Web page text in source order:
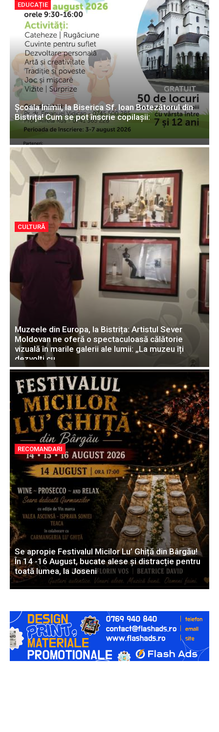
EDUCAȚIE
Școala Inimii, la Biserica Sf. Ioan Botezătorul din
Bistrița! Cum se pot înscrie copilașii:
CULTURĂ
Muzeele din Europa, la Bistrița: Artistul Sever
Moldovan ne oferă o spectaculoasă călătorie
vizuală în marile galerii ale lumii: „La muzeu îți
dezvolți cu...
RECOMANDARI
Se apropie Festivalul Micilor Lu’ Ghiță din Bârgău!
În 14 -16 August, bucate alese și distracție pentru
toată lumea, la Joseni